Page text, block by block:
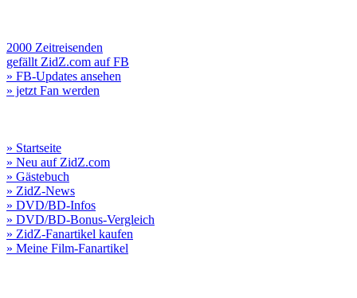
2000 Zeitreisenden
gefällt ZidZ.com auf FB
» FB-Updates ansehen
» jetzt Fan werden
» Startseite
» Neu auf ZidZ.com
» Gästebuch
» ZidZ-News
» DVD/BD-Infos
» DVD/BD-Bonus-Vergleich
» ZidZ-Fanartikel kaufen
» Meine Film-Fanartikel